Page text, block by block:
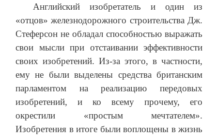
Английский изобретатель и один из
«отцов» железнодорожного строительства Дж.
Стеферсон не обладал способностью выражать
свои мысли при отстаивании эффективности
своих изобретений. Из-за этого, в частности,
ему не были выделены средства британским
парламентом на реализацию передовых
изобретений, и ко всему прочему, его
окрестили «простым мечтателем».
Изобретения в итоге были воплощены в жизнь